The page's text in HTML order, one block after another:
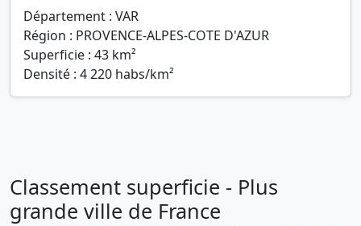
Département : VAR
Région : PROVENCE-ALPES-COTE D'AZUR
Superficie : 43 km²
Densité : 4 220 habs/km²
Classement superficie - Plus
grande ville de France